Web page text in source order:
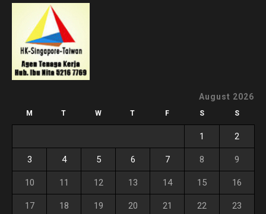
August 2026
M T W T F S S
1 2
3 4 5 6 7 8 9
10 11 12 13 14 15 16
17 18 19 20 21 22 23